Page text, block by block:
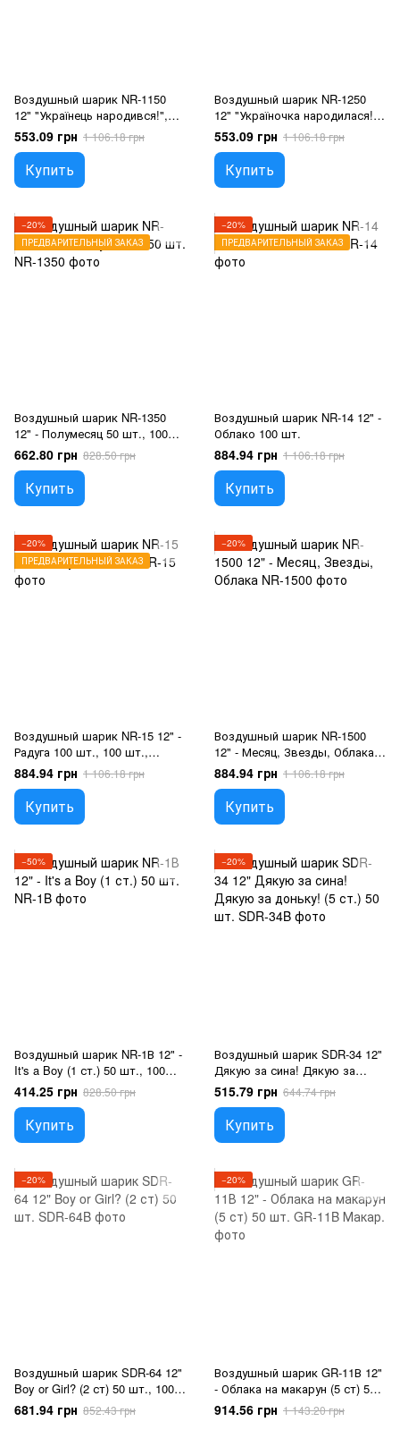
Воздушный шарик NR-1150
12" "Українець народився!",
100 шт., 12"/30см., Черный,
Для мальчиков
553.09 грн 1 106.18 грн
Купить
Воздушный шарик NR-1250
12" "Україночка народилася!",
100 шт., 12"/30см., Черный,
Для девочек
553.09 грн 1 106.18 грн
Купить
−20%
ПРЕДВАРИТЕЛЬНЫЙ ЗАКАЗ
Воздушный шарик NR-1350
12" - Полумесяц 50 шт., 100
шт., 12"/30см., Для детей
662.80 грн 828.50 грн
Купить
−20%
ПРЕДВАРИТЕЛЬНЫЙ ЗАКАЗ
Воздушный шарик NR-14 12" -
Облако 100 шт.
884.94 грн 1 106.18 грн
Купить
−20%
ПРЕДВАРИТЕЛЬНЫЙ ЗАКАЗ
Воздушный шарик NR-15 12" -
Радуга 100 шт., 100 шт.,
12"/30см., На любое событие
884.94 грн 1 106.18 грн
Купить
−20%
Воздушный шарик NR-1500
12" - Месяц, Звезды, Облака,
100 шт., 12"/30см.
884.94 грн 1 106.18 грн
Купить
−50%
Воздушный шарик NR-1В 12" -
It's a Boy (1 ст.) 50 шт., 100
шт., 12"/30см.
414.25 грн 828.50 грн
Купить
−20%
Воздушный шарик SDR-34 12"
Дякую за сина! Дякую за
доньку! (5 ст.) 50 шт., 50 шт.
515.79 грн 644.74 грн
Купить
−20%
Воздушный шарик SDR-64 12"
Boy or Girl? (2 ст) 50 шт., 100
шт., 12"/30см., Микс (Белый,
Чёрный), Новорожденные
681.94 грн 852.43 грн
−20%
Воздушный шарик GR-11В 12"
- Облака на макарун (5 ст) 50
шт., 100 шт., 12"/30см.,
Ассорти Макарун, Круглый,
914.56 грн 1 143.20 грн